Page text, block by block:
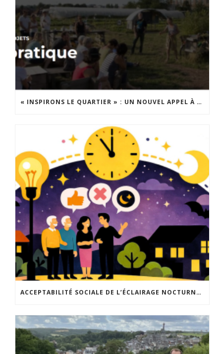
« INSPIRONS LE QUARTIER » : UN NOUVEL APPEL À PROJETS EST LANCÉ !
ACCEPTABILITÉ SOCIALE DE L’ÉCLAIRAGE NOCTURNE : LE REPLAY EST DISPONIBLE